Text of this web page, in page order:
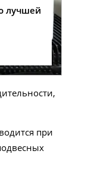
лучшей
при